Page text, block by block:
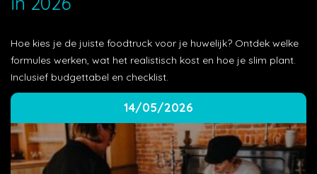
Hoe kies je de juiste foodtruck voor je huwelijk? Ontdek welke
formules werken, wat het realistisch kost en hoe je slim plant.
Inclusief budgettabel en checklist.
14/05/2026